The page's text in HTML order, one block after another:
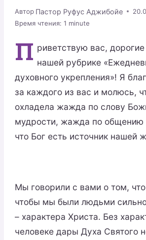
Автор Пастор Руфус Аджибойе
Время чтения: 1 minute
П риветствую вас, дорогие
нашей рубрике
духовного укрепления»! Я
за каждого из вас и молюсь,
охладела жажда по слову
мудрости, жажда по общению
что Бог есть источник нашей
Мы говорили с вами о том,
чтобы мы были людьми
– характера Христа. Без
человеке дары Духа Святого